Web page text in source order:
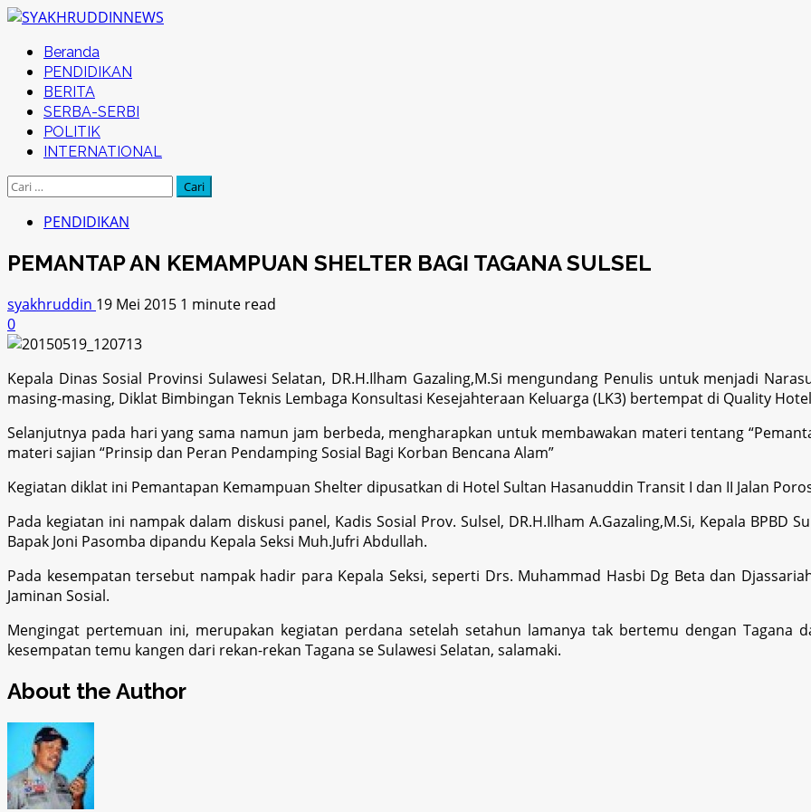
Skip
content
Primary
Menu
Beranda
PENDIDIKAN
BERITA
SERBA-SERBI
POLITIK
INTERNATIONAL
Cari
PENDIDIKAN
PEMANTAP AN KEMAMPUAN SHELTER BAGI TAGANA SULSEL
syakhruddin 19 Mei 2015 1 minute read
0
Kepala Dinas Sosial Provinsi Sulawesi Selatan, DR.H.Ilham Gazaling,M.Si mengundang Penulis untuk menjadi
masing-masing, Diklat Bimbingan Teknis Lembaga Konsultasi Kesejahteraan Keluarga (LK3) bertempat di Quality
Selanjutnya pada hari yang sama namun jam berbeda, mengharapkan untuk membawakan materi tentang
materi sajian “Prinsip dan Peran Pendamping Sosial Bagi Korban Bencana Alam”
Kegiatan diklat ini Pemantapan Kemampuan Shelter dipusatkan di Hotel Sultan Hasanuddin Transit I dan II Jalan
Pada kegiatan ini nampak dalam diskusi panel, Kadis Sosial Prov. Sulsel, DR.H.Ilham A.Gazaling,M.Si, Kepala BPBD
Bapak Joni Pasomba dipandu Kepala Seksi Muh.Jufri Abdullah.
Pada kesempatan tersebut nampak hadir para Kepala Seksi, seperti Drs. Muhammad Hasbi Dg Beta dan
Jaminan Sosial.
Mengingat pertemuan ini, merupakan kegiatan perdana setelah setahun lamanya tak bertemu dengan Tagana
kesempatan temu kangen dari rekan-rekan Tagana se Sulawesi Selatan, salamaki.
About the Author